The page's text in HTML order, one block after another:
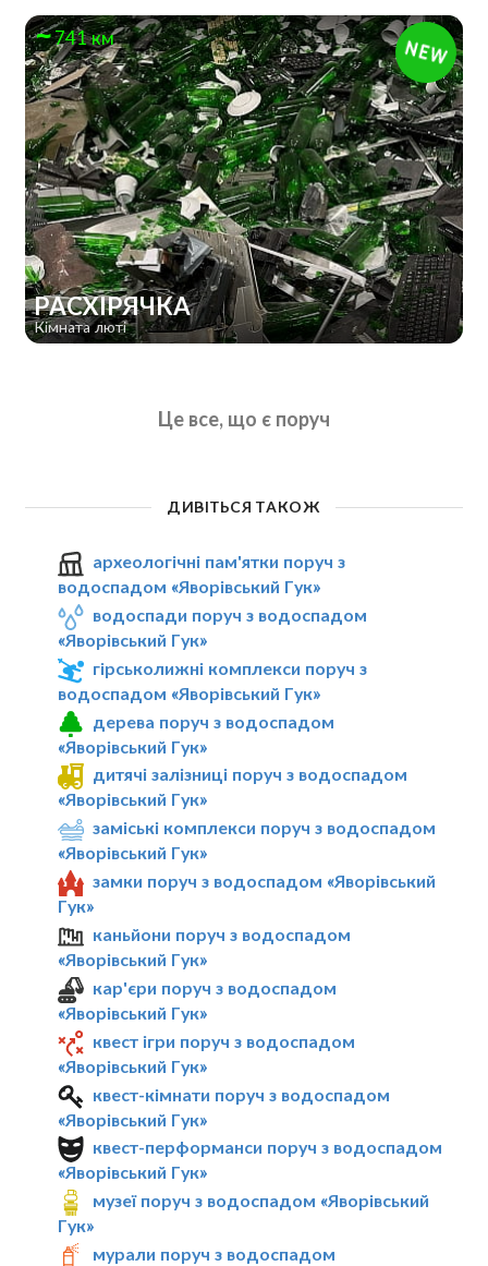
741 км
РАСХІРЯЧКА
Кімната люті
Це все, що є поруч
ДИВІТЬСЯ ТАКОЖ
археологічні пам'ятки поруч з
водоспадом «Яворівський Гук»
водоспади поруч з водоспадом
«Яворівський Гук»
гірськолижні комплекси поруч з
водоспадом «Яворівський Гук»
дерева поруч з водоспадом
«Яворівський Гук»
дитячі залізниці поруч з водоспадом
«Яворівський Гук»
заміські комплекси поруч з водоспадом
«Яворівський Гук»
замки поруч з водоспадом «Яворівський
Гук»
каньйони поруч з водоспадом
«Яворівський Гук»
кар'єри поруч з водоспадом
«Яворівський Гук»
квест ігри поруч з водоспадом
«Яворівський Гук»
квест-кімнати поруч з водоспадом
«Яворівський Гук»
квест-перформанси поруч з водоспадом
«Яворівський Гук»
музеї поруч з водоспадом «Яворівський
Гук»
мурали поруч з водоспадом